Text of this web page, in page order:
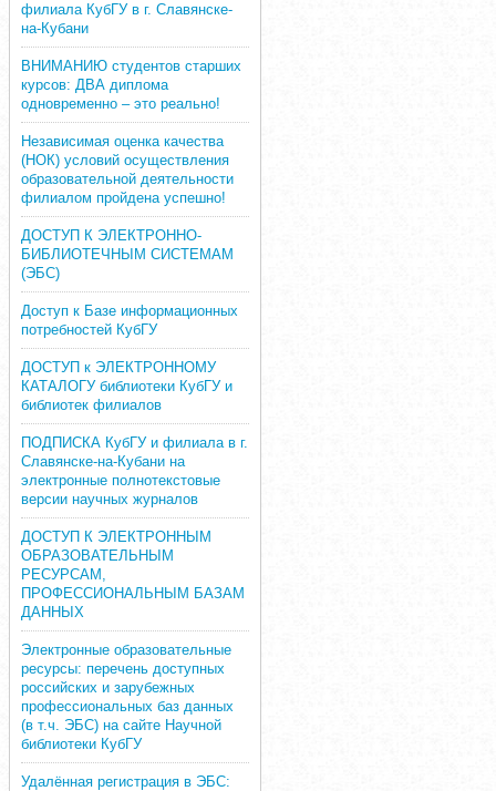
филиала КубГУ в г. Славянске-
на-Кубани
ВНИМАНИЮ студентов старших
курсов: ДВА диплома
одновременно – это реально!
Независимая оценка качества
(НОК) условий осуществления
образовательной деятельности
филиалом пройдена успешно!
ДОСТУП К ЭЛЕКТРОННО-
БИБЛИОТЕЧНЫМ СИСТЕМАМ
(ЭБС)
Доступ к Базе информационных
потребностей КубГУ
ДОСТУП к ЭЛЕКТРОННОМУ
КАТАЛОГУ библиотеки КубГУ и
библиотек филиалов
ПОДПИСКА КубГУ и филиала в г.
Славянске-на-Кубани на
электронные полнотекстовые
версии научных журналов
ДОСТУП К ЭЛЕКТРОННЫМ
ОБРАЗОВАТЕЛЬНЫМ
РЕСУРСАМ,
ПРОФЕССИОНАЛЬНЫМ БАЗАМ
ДАННЫХ
Электронные образовательные
ресурсы: перечень доступных
российских и зарубежных
профессиональных баз данных
(в т.ч. ЭБС) на сайте Научной
библиотеки КубГУ
Удалённая регистрация в ЭБС: